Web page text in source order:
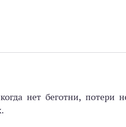
нет беготни, потери